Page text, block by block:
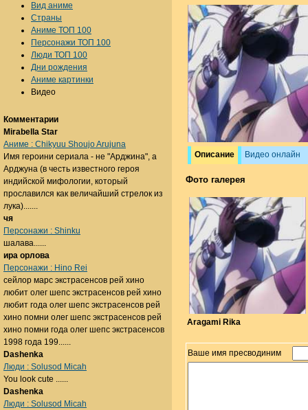
Описание Видео онлайн
Фото галерея
Aragami Rika
Ваше имя пресводиним
Вид аниме
Страны
Аниме ТОП 100
Персонажи ТОП 100
Люди ТОП 100
Дни рождения
Аниме картинки
Видео
Комментарии
Mirabella Star
Аниме : Chikyuu Shoujo Arujuna
Имя героини сериала - не "Арджина", а
Арджуна (в честь известного героя
индийской мифологии, который
прославился как величайший стрелок из
лука).......
чя
Персонажи : Shinku
шалава......
ира орлова
Персонажи : Hino Rei
сейлор марс экстрасенсов рей хино
любит олег шепс экстрасенсов рей хино
любит года олег шепс экстрасенсов рей
хино помни олег шепс экстрасенсов рей
хино помни года олег шепс экстрасенсов
1998 года 199......
Dashenka
Люди : Solusod Micah
You look cute ......
Dashenka
Люди : Solusod Micah